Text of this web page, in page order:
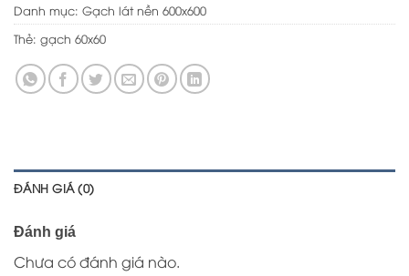
Danh mục: Gạch lát nền 600x600
Thẻ: gạch 60x60
ĐÁNH GIÁ (0)
Đánh giá
Chưa có đánh giá nào.